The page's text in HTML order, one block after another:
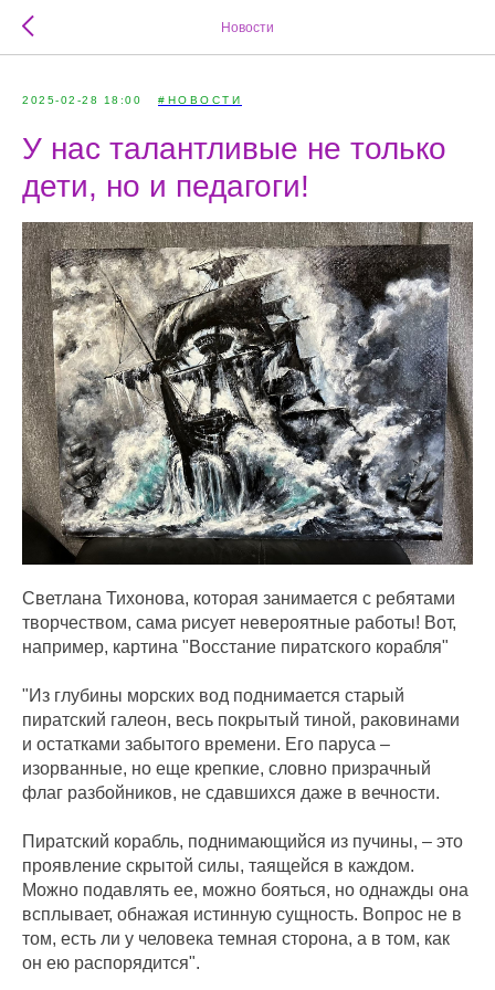
Новости
2025-02-28 18:00 #НОВОСТИ
У нас талантливые не только
дети, но и педагоги!
Светлана Тихонова, которая занимается с ребятами
творчеством, сама рисует невероятные работы! Вот,
например, картина "Восстание пиратского корабля"
"Из глубины морских вод поднимается старый
пиратский галеон, весь покрытый тиной, раковинами
и остатками забытого времени. Его паруса –
изорванные, но еще крепкие, словно призрачный
флаг разбойников, не сдавшихся даже в вечности.
Пиратский корабль, поднимающийся из пучины, – это
проявление скрытой силы, таящейся в каждом.
Можно подавлять ее, можно бояться, но однажды она
всплывает, обнажая истинную сущность. Вопрос не в
том, есть ли у человека темная сторона, а в том, как
он ею распорядится".